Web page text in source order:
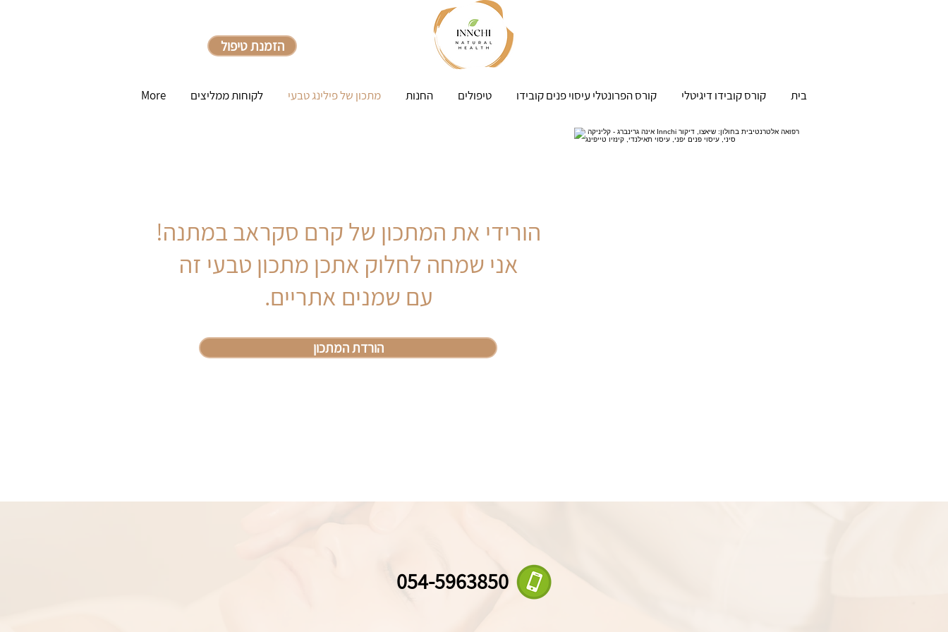
הזמנת טיפול
בית קורס קובידו דיגיטלי קורס הפרונטלי עיסוי פנים קובידו טיפולים החנות מתכון של פילינג טבעי לקוחות ממליצים More
הורידי את המתכון של קרם סקראב במתנה!
אני שמחה לחלוק אתכן מתכון טבעי זה
עם שמנים אתריים.
הורדת המתכון
054-5963850